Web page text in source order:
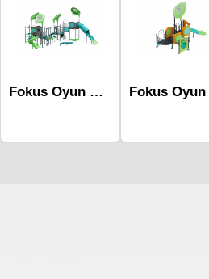
Fokus Oyun Serisi Mfc-1021 Fokus Oyun Serisi Mfc-1002